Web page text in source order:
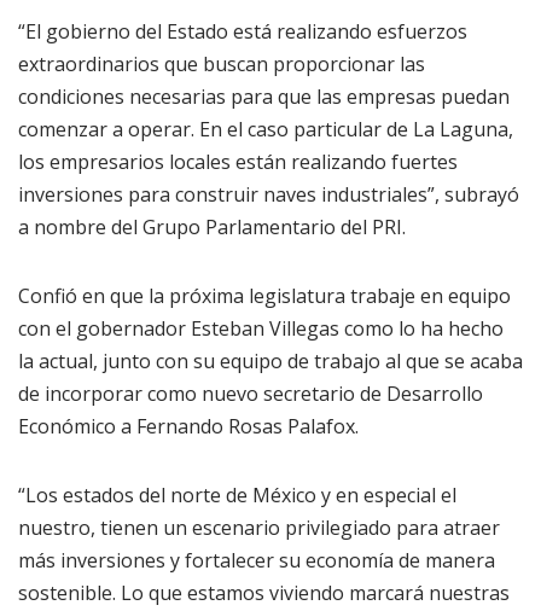
“El gobierno del Estado está realizando esfuerzos
extraordinarios que buscan proporcionar las
condiciones necesarias para que las empresas puedan
comenzar a operar. En el caso particular de La Laguna,
los empresarios locales están realizando fuertes
inversiones para construir naves industriales”, subrayó
a nombre del Grupo Parlamentario del PRI.
Confió en que la próxima legislatura trabaje en equipo
con el gobernador Esteban Villegas como lo ha hecho
la actual, junto con su equipo de trabajo al que se acaba
de incorporar como nuevo secretario de Desarrollo
Económico a Fernando Rosas Palafox.
“Los estados del norte de México y en especial el
nuestro, tienen un escenario privilegiado para atraer
más inversiones y fortalecer su economía de manera
sostenible. Lo que estamos viviendo marcará nuestras